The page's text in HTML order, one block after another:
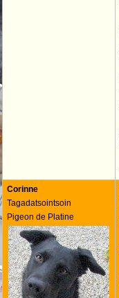
Corinne
Tagadatsointsoin
Pigeon de Platine